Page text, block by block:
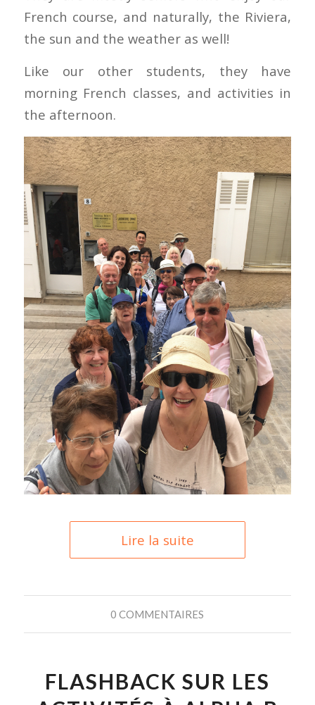
French course, and naturally, the Riviera,
the sun and the weather as well!
Like our other students, they have
morning French classes, and activities in
the afternoon.
Lire la suite
0 COMMENTAIRES
FLASHBACK SUR LES